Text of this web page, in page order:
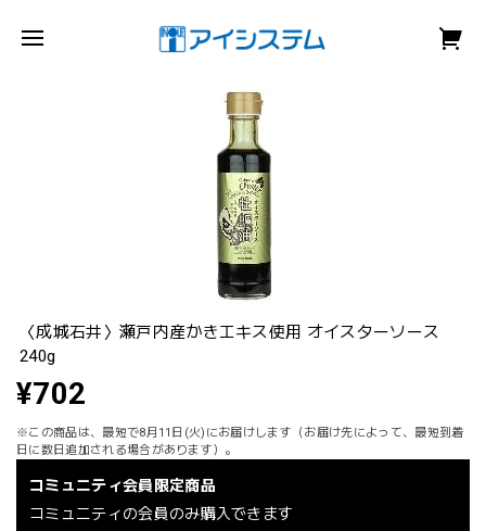
〈成城石井〉瀬戸内産かきエキス使用 オイスターソース
240g
¥702
※この商品は、最短で8月11日(火)にお届けします（お届け先によって、最短到着
日に数日追加される場合があります）。
コミュニティ会員限定商品
コミュニティの会員のみ購入できます